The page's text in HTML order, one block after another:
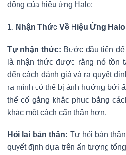
động của hiệu ứng Halo:
1. Nhận Thức Về Hiệu Ứng Halo
Tự nhận thức: Bước đầu tiên
là nhận thức được rằng nó tồn
đến cách đánh giá và ra quyết
ra mình có thể bị ảnh hưởng bởi
thể cố gắng khắc phục bằng
khác một cách cẩn thận hơn.
Hỏi lại bản thân: Tự hỏi bản
quyết định dựa trên ấn tượng